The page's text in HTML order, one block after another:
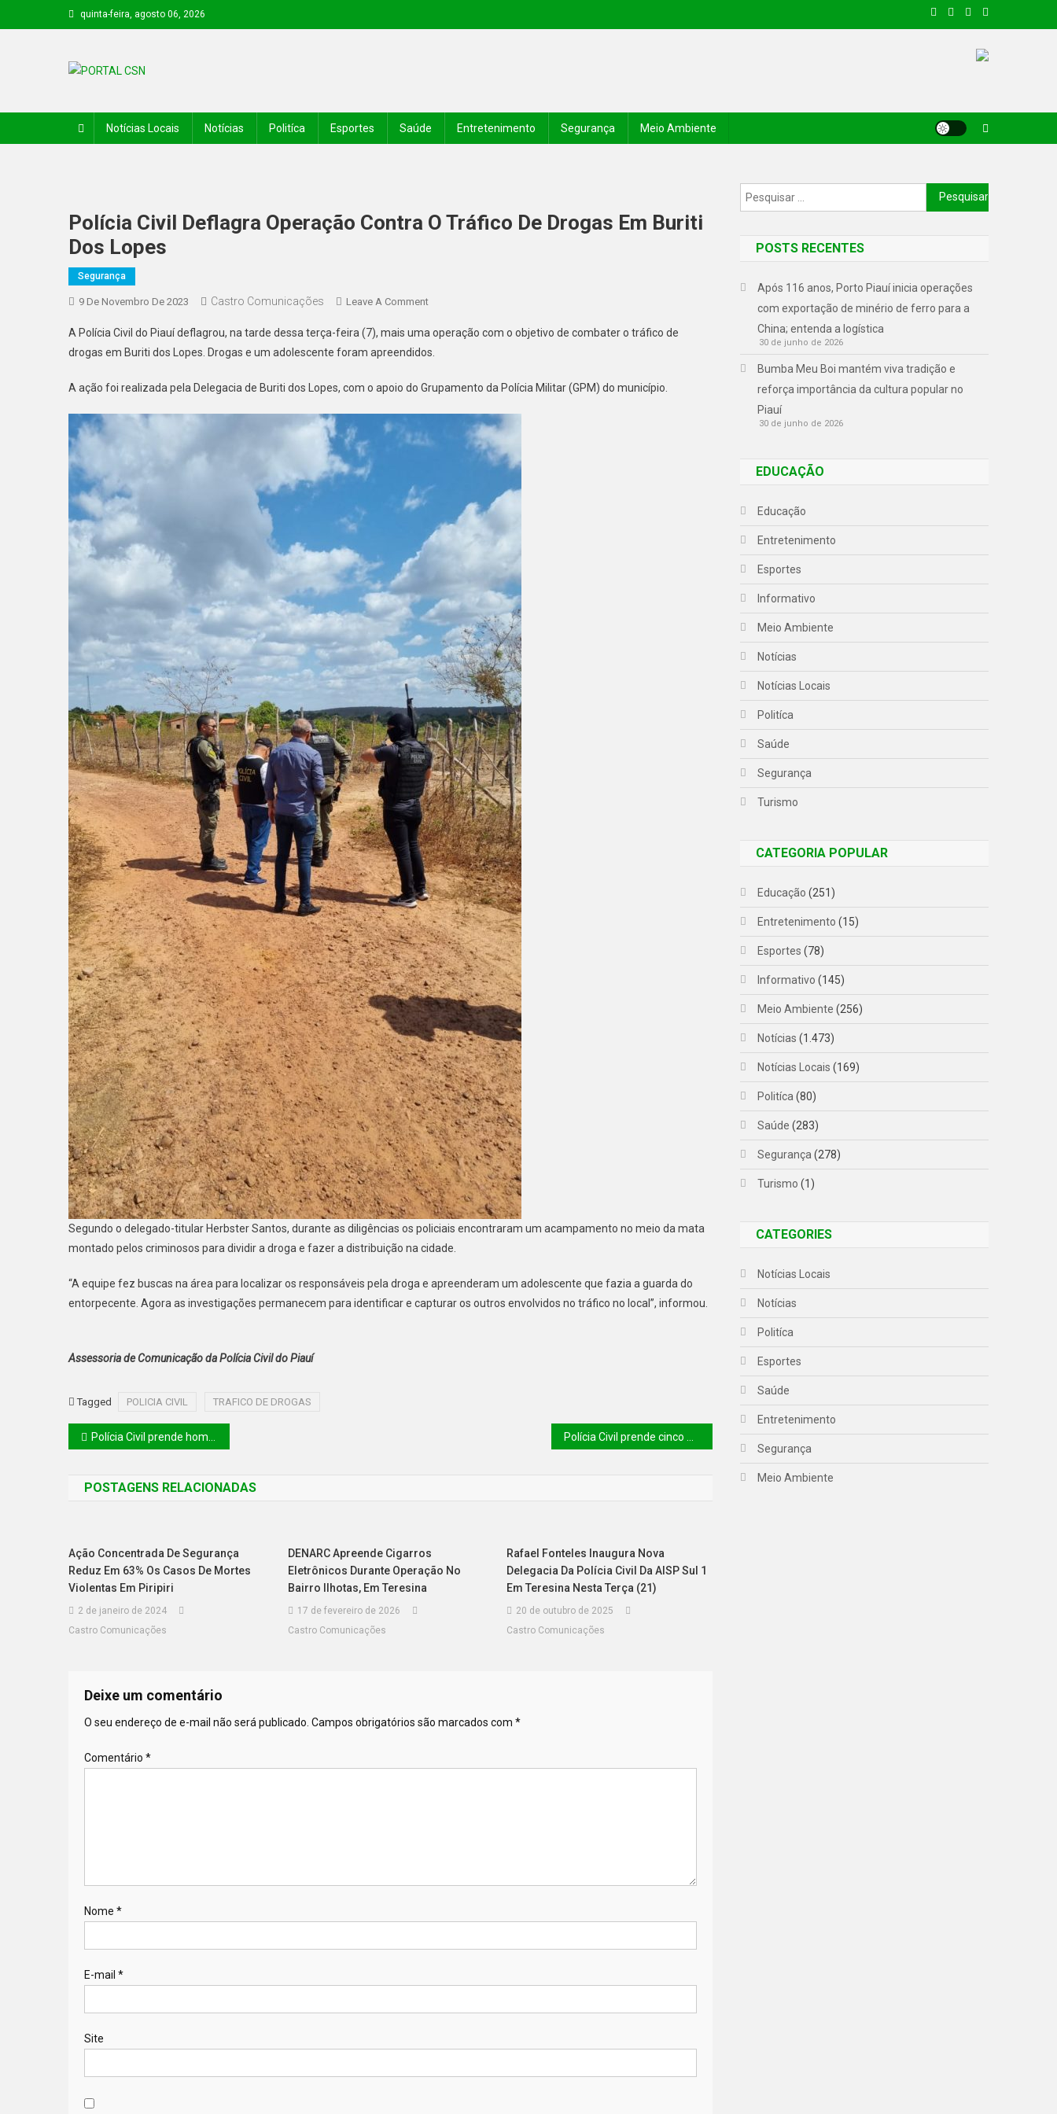
quinta-feira, agosto 06, 2026
Notícias Locais Notícias Politíca Esportes Saúde Entretenimento Segurança Meio Ambiente
Polícia Civil Deflagra Operação Contra O Tráfico De Drogas Em Buriti
Dos Lopes
Segurança
9 De Novembro De 2023 Castro Comunicações Leave A Comment
A Polícia Civil do Piauí deflagrou, na tarde dessa terça-feira (7), mais uma operação com o objetivo de combater o tráfico de
drogas em Buriti dos Lopes. Drogas e um adolescente foram apreendidos.
A ação foi realizada pela Delegacia de Buriti dos Lopes, com o apoio do Grupamento da Polícia Militar (GPM) do município.
Segundo o delegado-titular Herbster Santos, durante as diligências os policiais encontraram um acampamento no meio da mata
montado pelos criminosos para dividir a droga e fazer a distribuição na cidade.
“A equipe fez buscas na área para localizar os responsáveis pela droga e apreenderam um adolescente que fazia a guarda do
entorpecente. Agora as investigações permanecem para identificar e capturar os outros envolvidos no tráfico no local”, informou.
Assessoria de Comunicação da Polícia Civil do Piauí
Tagged POLICIA CIVIL TRAFICO DE DROGAS
Polícia Civil prende homem por estupro e roubo em Teresina
POSTAGENS RELACIONADAS
Ação Concentrada De Segurança
Reduz Em 63% Os Casos De Mortes
Violentas Em Piripiri
2 de janeiro de 2024
Castro Comunicações
DENARC Apreende Cigarros
Eletrônicos Durante Operação No
Bairro Ilhotas, Em Teresina
17 de fevereiro de 2026
Castro Comunicações
Rafael Fonteles Inaugura Nova
Delegacia Da Polícia Civil Da AISP Sul 1
Em Teresina Nesta Terça (21)
20 de outubro de 2025
Castro Comunicações
Deixe um comentário
O seu endereço de e-mail não será publicado. Campos obrigatórios são marcados com *
Comentário *
Nome *
E-mail *
Site
POSTS RECENTES
Após 116 anos, Porto Piauí inicia operações
com exportação de minério de ferro para a
China; entenda a logística
30 de junho de 2026
Bumba Meu Boi mantém viva tradição e
reforça importância da cultura popular no
Piauí
30 de junho de 2026
EDUCAÇÃO
Educação
Entretenimento
Esportes
Informativo
Meio Ambiente
Notícias
Notícias Locais
Politíca
Saúde
Segurança
Turismo
CATEGORIA POPULAR
Educação (251)
Entretenimento (15)
Esportes (78)
Informativo (145)
Meio Ambiente (256)
Notícias (1.473)
Notícias Locais (169)
Politíca (80)
Saúde (283)
Segurança (278)
Turismo (1)
CATEGORIES
Notícias Locais
Notícias
Politíca
Esportes
Saúde
Entretenimento
Segurança
Meio Ambiente